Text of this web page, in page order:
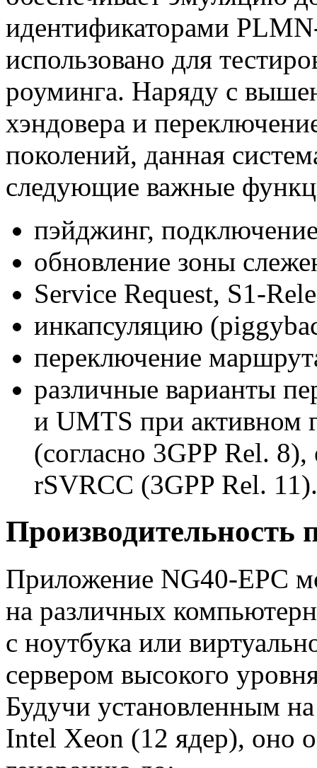
идентификаторами
использовано для
роуминга. Наряду с
хэндовера и
поколений, данная
следующие важные
пэйджинг,
обновление зоны
Service Request, S1-
инкапсуляцию
переключение
различные варианты
и UMTS при активном
(согласно 3GPP Rel.
rSVRCC (3GPP Rel. 11).
Производительность
Приложение NG40-EPC
на различных
с ноутбука или
сервером высокого
Будучи установленным
Intel Xeon (12 ядер), оно